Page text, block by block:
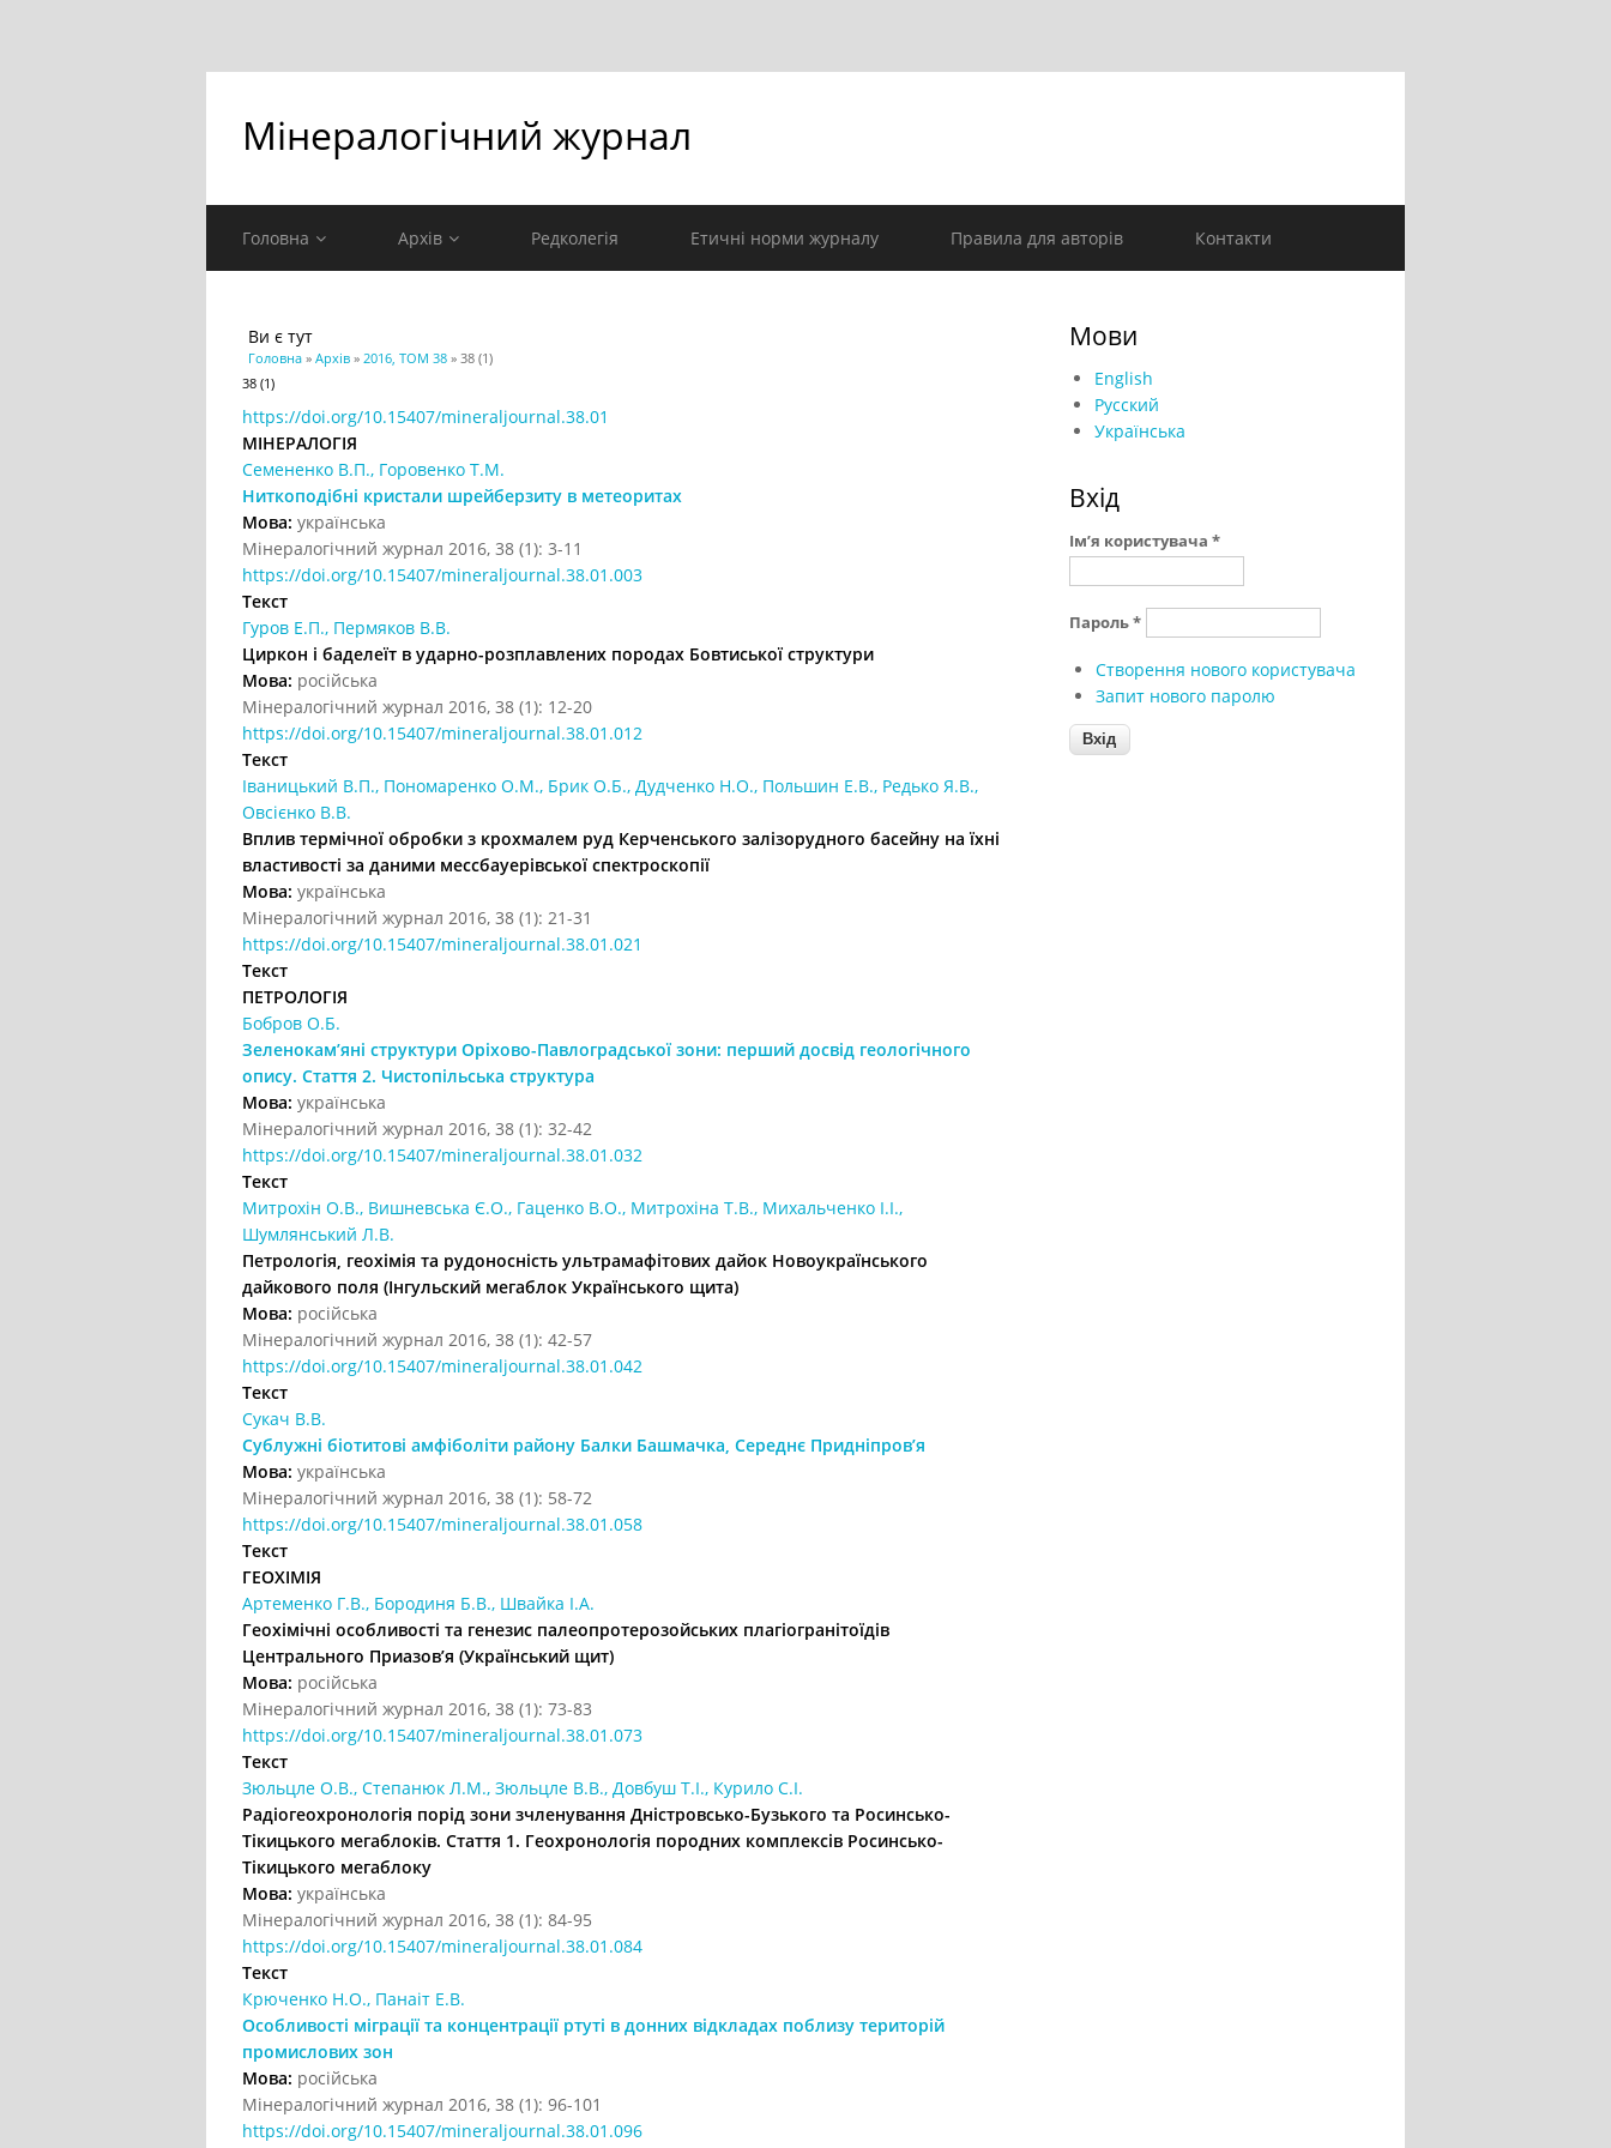
Мінералогічний журнал
Головна Архів Редколегія Етичні норми журналу Правила для авторів Контакти
Ви є тут
Головна » Архів » 2016, ТОМ 38 » 38 (1)
38 (1)
https://doi.org/10.15407/mineraljournal.38.01
МІНЕРАЛОГІЯ
Семененко В.П., Горовенко Т.М.
Ниткоподібні кристали шрейберзиту в метеоритах
Мова: українська
Мінералогічний журнал 2016, 38 (1): 3-11
https://doi.org/10.15407/mineraljournal.38.01.003
Текст
Гуров Е.П., Пермяков В.В.
Циркон і баделеїт в ударно-розплавлених породах Бовтиської структури
Мова: російська
Мінералогічний журнал 2016, 38 (1): 12-20
https://doi.org/10.15407/mineraljournal.38.01.012
Текст
Іваницький В.П., Пономаренко О.М., Брик О.Б., Дудченко Н.О., Польшин Е.В., Редько Я.В.,
Овсієнко В.В.
Вплив термічної обробки з крохмалем руд Керченського залізорудного басейну на їхні
властивості за даними месcбауерівської спектроскопії
Мова: українська
Мінералогічний журнал 2016, 38 (1): 21-31
https://doi.org/10.15407/mineraljournal.38.01.021
Текст
ПЕТРОЛОГІЯ
Бобров О.Б.
Зеленокам’яні структури Оріхово-Павлоградської зони: перший досвід геологічного
опису. Стаття 2. Чистопільська структура
Мова: українська
Мінералогічний журнал 2016, 38 (1): 32-42
https://doi.org/10.15407/mineraljournal.38.01.032
Текст
Митрохін О.В., Вишневська Є.О., Гаценко В.О., Митрохіна Т.В., Михальченко І.І.,
Шумлянський Л.В.
Петрологія, геохімія та рудоносність ультрамафітових дайок Новоукраїнського
дайкового поля (Інгульский мегаблок Українського щита)
Мова: російська
Мінералогічний журнал 2016, 38 (1): 42-57
https://doi.org/10.15407/mineraljournal.38.01.042
Текст
Сукач В.В.
Сублужні біотитові амфіболіти району Балки Башмачка, Середнє Придніпров’я
Мова: українська
Мінералогічний журнал 2016, 38 (1): 58-72
https://doi.org/10.15407/mineraljournal.38.01.058
Текст
ГЕОХІМІЯ
Артеменко Г.В., Бородиня Б.В., Швайка І.А.
Геохімічні особливості та генезис палеопротерозойських плагіогранітоїдів
Центрального Приазов’я (Український щит)
Мова: російська
Мінералогічний журнал 2016, 38 (1): 73-83
https://doi.org/10.15407/mineraljournal.38.01.073
Текст
Зюльцле О.В., Степанюк Л.М., Зюльцле В.В., Довбуш Т.І., Курило С.І.
Радіогеохронологія порід зони зчленування Дністровсько-Бузького та Росинсько-
Тікицького мегаблоків. Стаття 1. Геохронологія породних комплексів Росинсько-
Тікицького мегаблоку
Мова: українська
Мінералогічний журнал 2016, 38 (1): 84-95
https://doi.org/10.15407/mineraljournal.38.01.084
Текст
Крюченко Н.О., Панаіт Е.В.
Особливості міграції та концентрації ртуті в донних відкладах поблизу територій
промислових зон
Мова: російська
Мінералогічний журнал 2016, 38 (1): 96-101
https://doi.org/10.15407/mineraljournal.38.01.096
Мови
English
Русский
Українська
Вхід
Ім’я користувача *
Пароль*
Створення нового користувача
Запит нового паролю